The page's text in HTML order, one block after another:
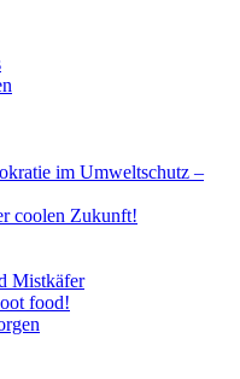
im Umweltschutz –
coolen Zukunft!
Mistkäfer
food!